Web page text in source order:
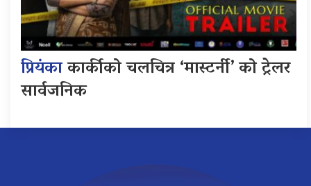
प्रियंकाकार्कीको चलचित्र ‘मास्टर्नी’ को ट्रेलर
सार्वजनिक